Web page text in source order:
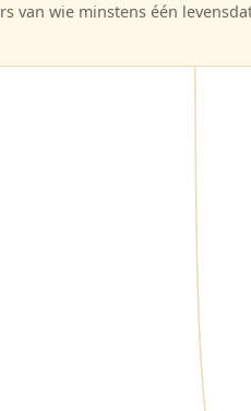
van wie minstens één